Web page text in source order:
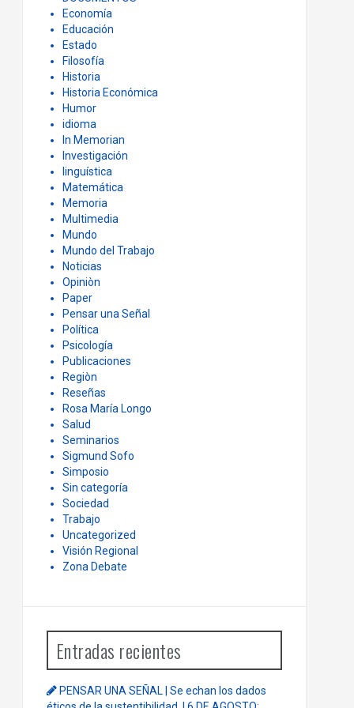
Economía
Educación
Estado
Filosofía
Historia
Historia Económica
Humor
idioma
In Memorian
Investigación
linguística
Matemática
Memoria
Multimedia
Mundo
Mundo del Trabajo
Noticias
Opiniòn
Paper
Pensar una Señal
Política
Psicología
Publicaciones
Regiòn
Reseñas
Rosa María Longo
Salud
Seminarios
Sigmund Sofo
Simposio
Sin categoría
Sociedad
Trabajo
Uncategorized
Visión Regional
Zona Debate
Entradas recientes
PENSAR UNA SEÑAL | Se echan los dados